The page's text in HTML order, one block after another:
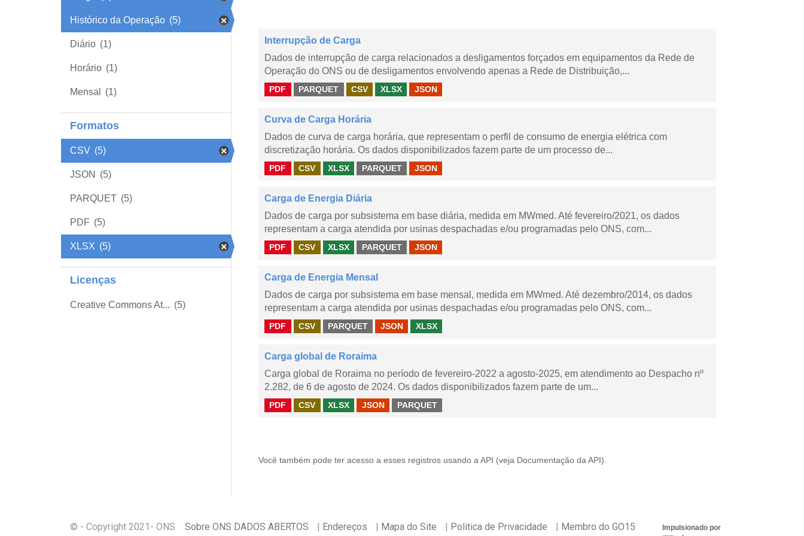
Histórico da Operação (5)
Diário (1)
Horário (1)
Mensal (1)
Formatos
CSV (5)
JSON (5)
PARQUET (5)
PDF (5)
XLSX (5)
Licenças
Creative Commons At... (5)
Interrupção de Carga
Dados de interrupção de carga relacionados a desligamentos forçados em equipamentos da Rede de
Operação do ONS ou de desligamentos envolvendo apenas a Rede de Distribuição,...
PDF PARQUET CSV XLSX JSON
Curva de Carga Horária
Dados de curva de carga horária, que representam o perfil de consumo de energia elétrica com
discretização horária. Os dados disponibilizados fazem parte de um processo de...
PDF CSV XLSX PARQUET JSON
Carga de Energia Diária
Dados de carga por subsistema em base diária, medida em MWmed. Até fevereiro/2021, os dados
representam a carga atendida por usinas despachadas e/ou programadas pelo ONS, com...
PDF CSV XLSX PARQUET JSON
Carga de Energia Mensal
Dados de carga por subsistema em base mensal, medida em MWmed. Até dezembro/2014, os dados
representam a carga atendida por usinas despachadas e/ou programadas pelo ONS, com...
PDF CSV PARQUET JSON XLSX
Carga global de Roraima
Carga global de Roraima no período de fevereiro-2022 a agosto-2025, em atendimento ao Despacho nº
2.282, de 6 de agosto de 2024. Os dados disponibilizados fazem parte de um...
PDF CSV XLSX JSON PARQUET
Você também pode ter acesso a esses registros usando a API (veja Documentação da API ).
© - Copyright 2021 - ONS Sobre ONS DADOS ABERTOS Endereços Mapa do Site Politica de Privacidade Membro do GO15 Impulsionado por